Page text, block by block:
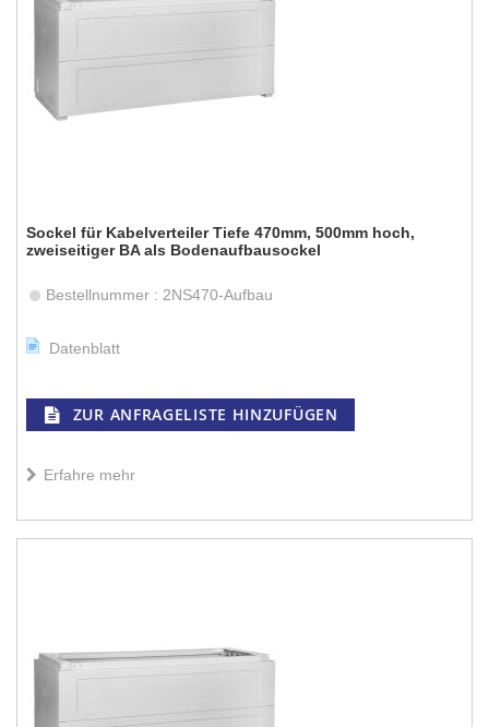
Sockel für Kabelverteiler Tiefe 470mm, 500mm hoch,
zweiseitiger BA als Bodenaufbausockel
Bestellnummer : 2NS470-Aufbau
Datenblatt
ZUR ANFRAGELISTE HINZUFÜGEN
Erfahre mehr